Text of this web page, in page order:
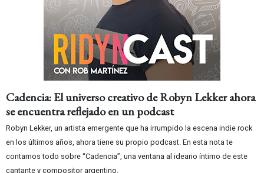
Cadencia: El universo creativo de Robyn Lekker ahora
se encuentra reflejado en un podcast
Robyn Lekker, un artista emergente que ha irrumpido la escena indie rock
en los últimos años, ahora tiene su propio podcast. En esta nota te
contamos todo sobre “Cadencia”, una ventana al ideario íntimo de este
cantante y compositor argentino.